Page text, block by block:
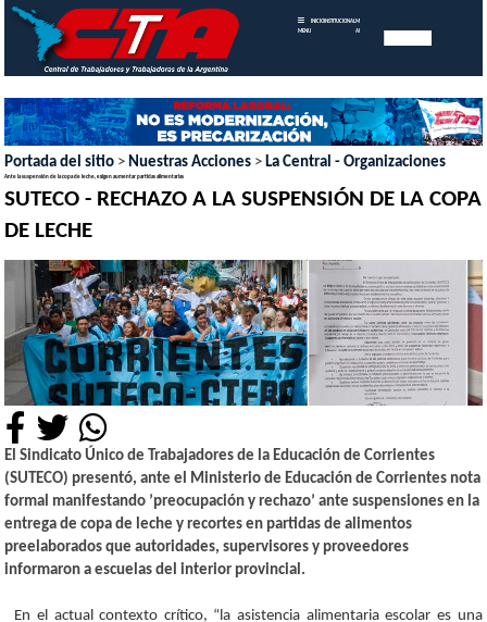
MENU
INICIOINSTITUCIONAL MEMORIAS
ANUALES
Portada del sitio > Nuestras Acciones > La Central - Organizaciones
Ante la suspensión de la copa de leche, exigen aumentar partidas alimentarias
SUTECO - RECHAZO A LA SUSPENSIÓN DE LA COPA
DE LECHE
El Sindicato Único de Trabajadores de la Educación de Corrientes
(SUTECO) presentó, ante el Ministerio de Educación de Corrientes nota
formal manifestando ’preocupación y rechazo’ ante suspensiones en la
entrega de copa de leche y recortes en partidas de alimentos
preelaborados que autoridades, supervisores y proveedores
informaron a escuelas del interior provincial.
En el actual contexto crítico, “la asistencia alimentaria escolar es una